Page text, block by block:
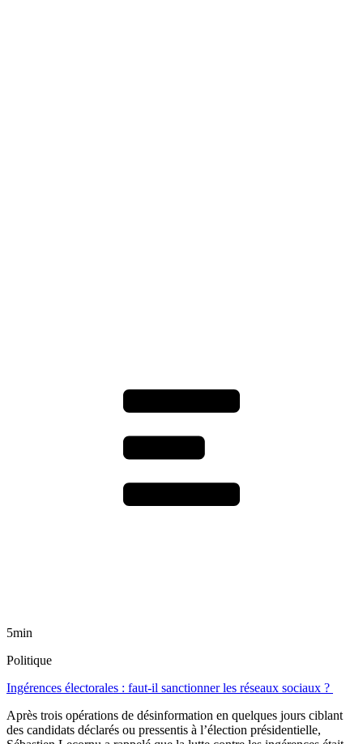
5min
Politique
Ingérences électorales : faut-il sanctionner les réseaux sociaux ?
Après trois opérations de désinformation en quelques jours ciblant
des candidats déclarés ou pressentis à l’élection présidentielle,